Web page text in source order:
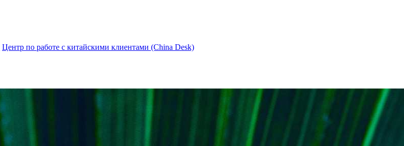
Центр по работе с китайскими клиентами (China Desk)